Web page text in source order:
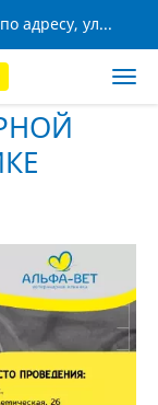
Будем рады вас видеть в новом филиале по адресу, ул. Кижеватова, 8!